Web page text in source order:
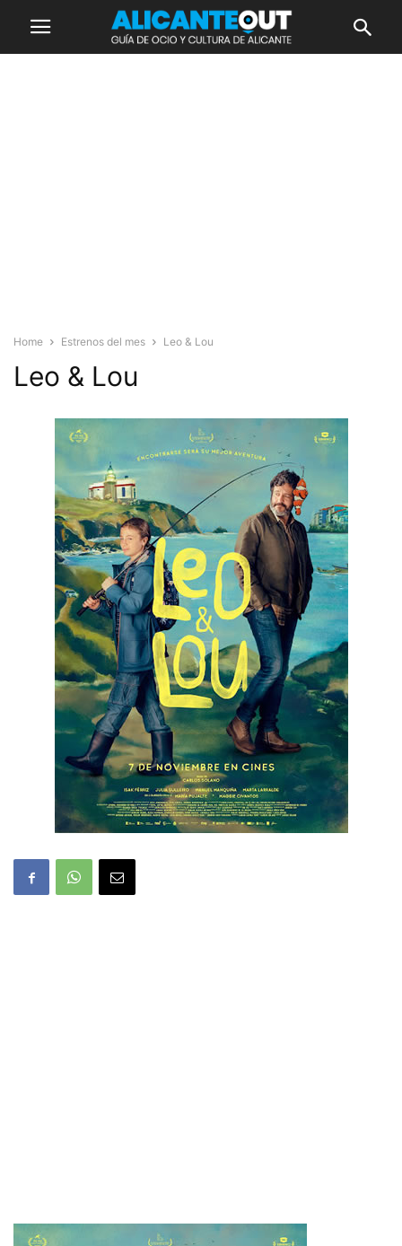
Home Estrenos del mes Leo & Lou
Leo & Lou